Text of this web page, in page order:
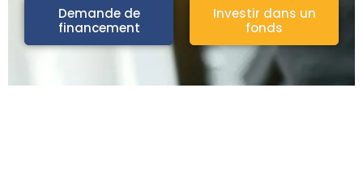
Demande de
financement
Investir dans un
fonds